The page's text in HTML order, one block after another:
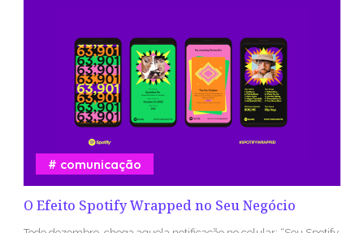
O Efeito Spotify Wrapped no Seu Negócio
comunicação